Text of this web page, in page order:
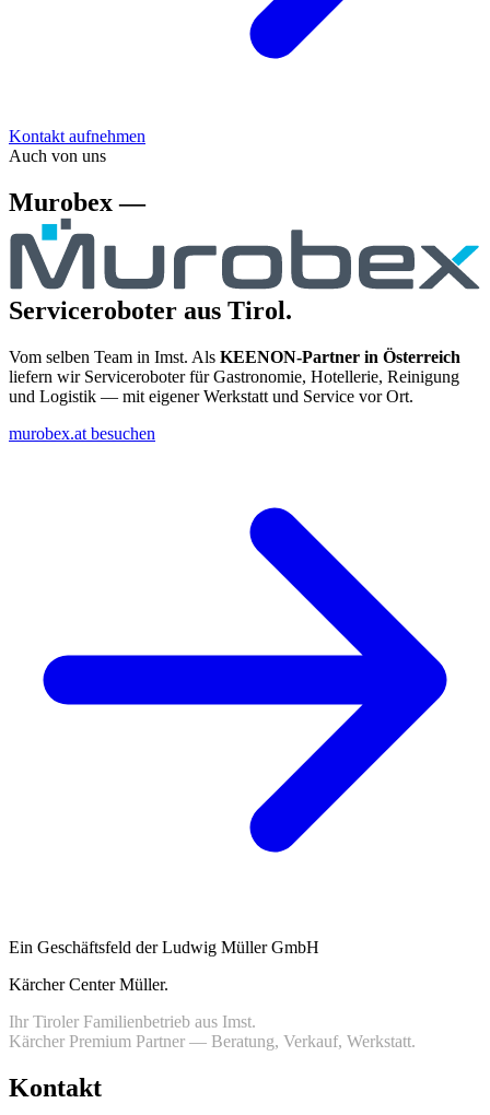
Kontakt aufnehmen
Auch von uns
Murobex —
Serviceroboter aus Tirol.
Vom selben Team in Imst. Als KEENON-Partner in Österreich
liefern wir Serviceroboter für Gastronomie, Hotellerie, Reinigung
und Logistik — mit eigener Werkstatt und Service vor Ort.
murobex.at besuchen
Ein Geschäftsfeld der Ludwig Müller GmbH
Kärcher Center Müller.
Ihr Tiroler Familienbetrieb aus Imst.
Kärcher Premium Partner — Beratung, Verkauf, Werkstatt.
Kontakt